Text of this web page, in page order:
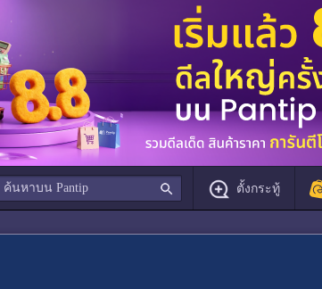
ตั้งกระทู้